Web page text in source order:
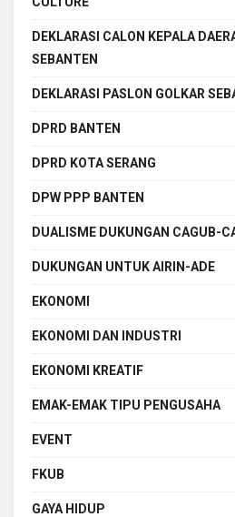
DEKLARASI CALON KEPALA
SEBANTEN
DEKLARASI PASLON GOLKAR
DPRD BANTEN
DPRD KOTA SERANG
DPW PPP BANTEN
DUALISME DUKUNGAN CAGUB-
DUKUNGAN UNTUK AIRIN-ADE
EKONOMI
EKONOMI DAN INDUSTRI
EKONOMI KREATIF
EMAK-EMAK TIPU PENGUSAHA
EVENT
FKUB
GAYA HIDUP